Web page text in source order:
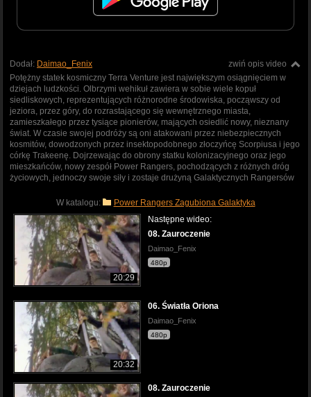
zwiń opis video
Dodał: Daimao_Fenix
Potężny statek kosmiczny Terra Venture jest największym osiągnięciem w
dziejach ludzkości. Olbrzymi wehikuł zawiera w sobie wiele kopuł
siedliskowych, reprezentujących różnorodne środowiska, począwszy od
jeziora, przez góry, do rozrastającego się wewnętrznego miasta,
zamieszkałego przez tysiące pionierów, mających osiedlić nowy, nieznany
świat. W czasie swojej podróży są oni atakowani przez niebezpiecznych
kosmitów, dowodzonych przez insektopodobnego złoczyńcę Scorpiusa i jego
córkę Trakeenę. Dojrzewając do obrony statku kolonizacyjnego oraz jego
mieszkańców, nowy zespół Power Rangers, pochodzących z różnych dróg
życiowych, jednoczy swoje siły i zostaje drużyną Galaktycznych Rangersów
W katalogu: Power Rangers Zagubiona Galaktyka
20:29
Następne wideo:
08. Zauroczenie
Daimao_Fenix
480p
20:32
06. Światła Oriona
Daimao_Fenix
480p
08. Zauroczenie